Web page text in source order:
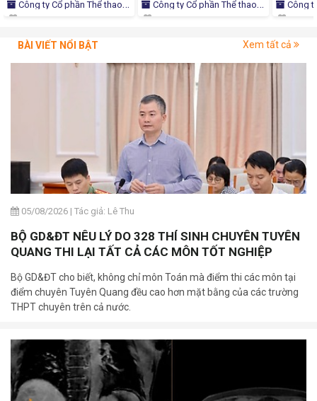
Quốc tế LOTUS
Quốc tế LOTUS
Quốc tế
BÀI VIẾT NỔI BẬT Xem tất cả
05/08/2026 | Tác giả: Lê Thu
BỘ GD&ĐT NÊU LÝ DO 328 THÍ SINH CHUYÊN TUYÊN
QUANG THI LẠI TẤT CẢ CÁC MÔN TỐT NGHIỆP
Bộ GD&ĐT cho biết, không chỉ môn Toán mà điểm thi các môn tại
điểm chuyên Tuyên Quang đều cao hơn mặt bằng của các trường
THPT chuyên trên cả nước.